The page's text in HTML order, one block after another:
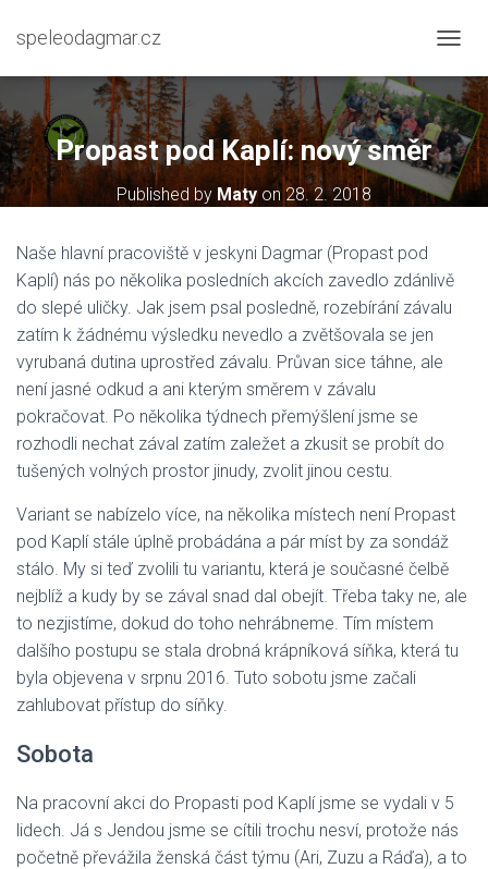
speleodagmar.cz
Propast pod Kaplí: nový směr
Published by Matyon 28. 2. 2018
Naše hlavní pracoviště v jeskyni Dagmar (Propast pod
Kaplí) nás po několika posledních akcích zavedlo zdánlivě
do slepé uličky. Jak jsem psal posledně, rozebírání závalu
zatím k žádnému výsledku nevedlo a zvětšovala se jen
vyrubaná dutina uprostřed závalu. Průvan sice táhne, ale
není jasné odkud a ani kterým směrem v závalu
pokračovat. Po několika týdnech přemýšlení jsme se
rozhodli nechat zával zatím zaležet a zkusit se probít do
tušených volných prostor jinudy, zvolit jinou cestu.
Variant se nabízelo více, na několika místech není Propast
pod Kaplí stále úplně probádána a pár míst by za sondáž
stálo. My si teď zvolili tu variantu, která je současné čelbě
nejblíž a kudy by se zával snad dal obejít. Třeba taky ne, ale
to nezjistíme, dokud do toho nehrábneme. Tím místem
dalšího postupu se stala drobná krápníková síňka, která tu
byla objevena v srpnu 2016. Tuto sobotu jsme začali
zahlubovat přístup do síňky.
Sobota
Na pracovní akci do Propasti pod Kaplí jsme se vydali v 5
lidech. Já s Jendou jsme se cítili trochu nesví, protože nás
početně převážila ženská část týmu (Ari, Zuzu a Ráďa), a to